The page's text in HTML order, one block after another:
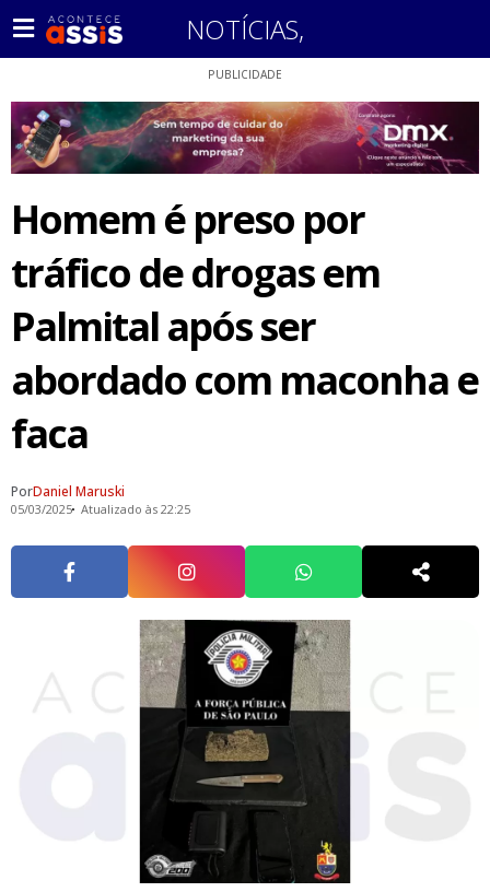
NOTÍCIAS,
PUBLICIDADE
Homem é preso por
tráfico de drogas em
Palmital após ser
abordado com maconha e
faca
PorDaniel Maruski
05/03/2025 Atualizado às 22:25